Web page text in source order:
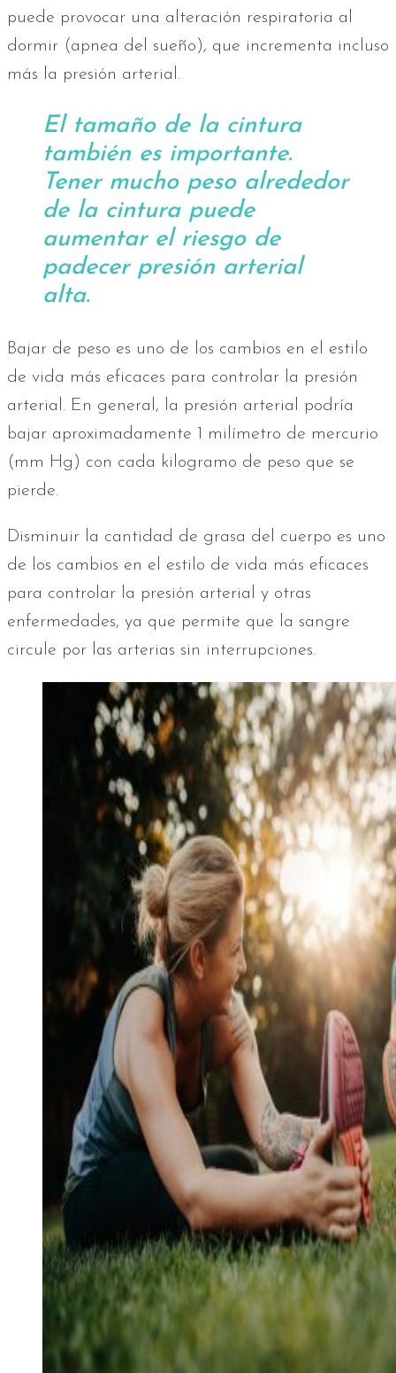
puede provocar una alteración respiratoria al
dormir (apnea del sueño), que incrementa incluso
más la presión arterial.
El tamaño de la cintura
también es importante.
Tener mucho peso alrededor
de la cintura puede
aumentar el riesgo de
padecer presión arterial
alta.
Bajar de peso es uno de los cambios en el estilo
de vida más eficaces para controlar la presión
arterial. En general, la presión arterial podría
bajar aproximadamente 1 milímetro de mercurio
(mm Hg) con cada kilogramo de peso que se
pierde.
Disminuir la cantidad de grasa del cuerpo es uno
de los cambios en el estilo de vida más eficaces
para controlar la presión arterial y otras
enfermedades, ya que permite que la sangre
circule por las arterias sin interrupciones.